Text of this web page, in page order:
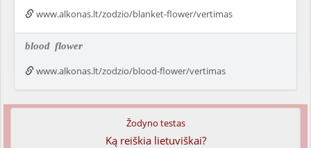
www.alkonas.lt/zodzio/blanket-flower/vertimas
blood flower
www.alkonas.lt/zodzio/blood-flower/vertimas
Žodyno testas
Ką reiškia lietuviškai?